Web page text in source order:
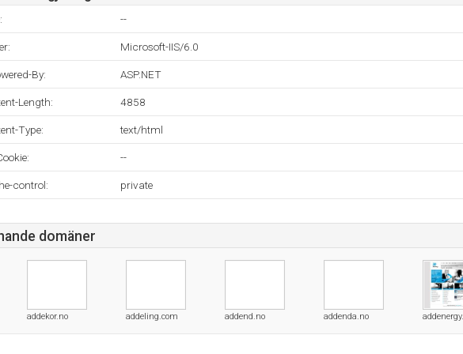
--
Microsoft-IIS/6.0
By: ASP.NET
Length: 4858
Type: text/html
--
control: private
domäner
addekor.no addeling.com addend.no addenda.no